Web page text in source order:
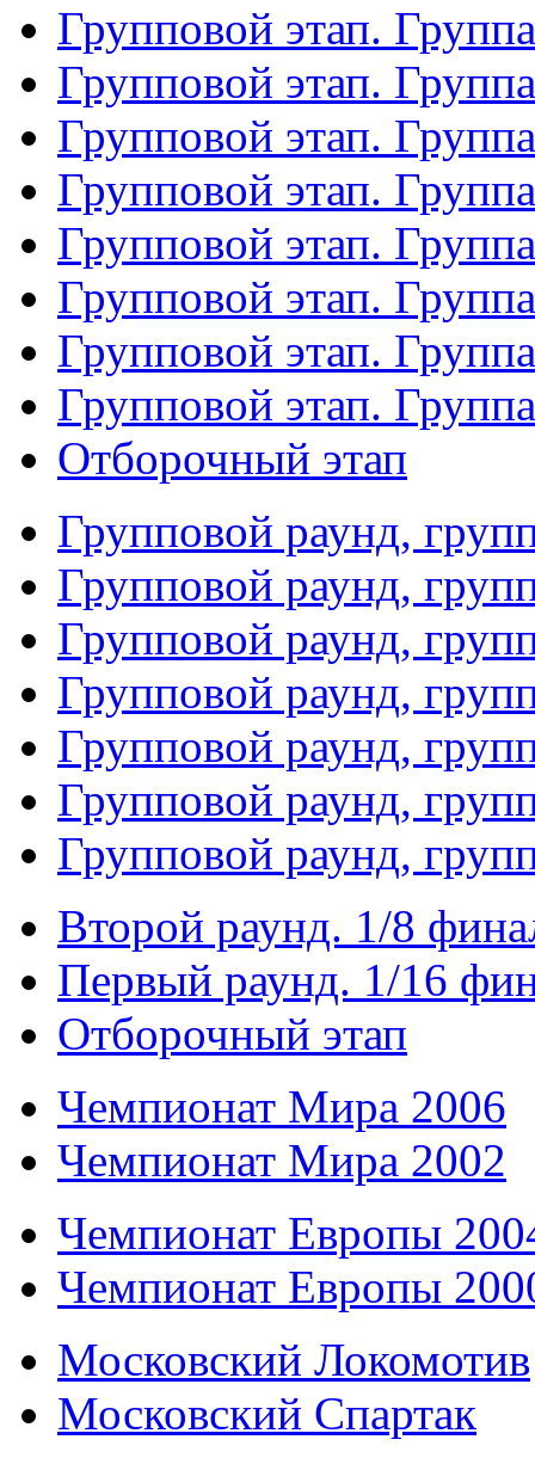
Групповой этап.
Групповой этап.
Групповой этап.
Групповой этап.
Групповой этап.
Групповой этап.
Групповой этап.
Групповой этап.
Отборочный этап
Групповой раунд,
Групповой раунд,
Групповой раунд,
Групповой раунд,
Групповой раунд,
Групповой раунд,
Групповой раунд,
Второй раунд. 1/8
Первый раунд. 1/16
Отборочный этап
Чемпионат Мира 2006
Чемпионат Мира 2002
Чемпионат Европы
Чемпионат Европы
Московский Локомотив
Московский Спартак